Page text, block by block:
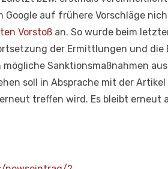
Google auf frühere Vorschläge
Vorstoß an. So wurde beim
der Ermittlungen und
Sanktionsmaßnahmen
soll in Absprache mit der
treffen wird. Es bleibt erneut